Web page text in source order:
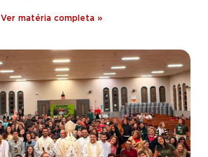
Ver matéria completa »